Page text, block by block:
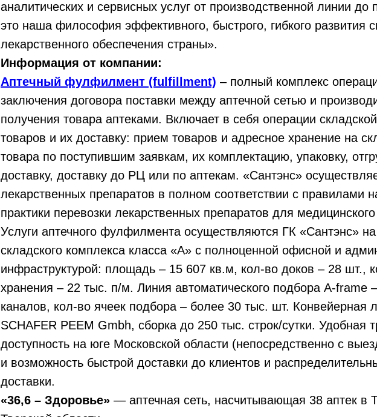
аналитических и сервисных услуг от производственной линии до
это наша философия эффективного, быстрого, гибкого развития
лекарственного обеспечения страны».
Информация от компании:
Аптечный фулфилмент (fulfillment) – полный комплекс
заключения договора поставки между аптечной сетью и
получения товара аптеками. Включает в себя операции
товаров и их доставку: прием товаров и адресное хранение на
товара по поступившим заявкам, их комплектацию, упаковку,
доставку, доставку до РЦ или по аптекам. «Сантэнс»
лекарственных препаратов в полном соответствии с правилами
практики перевозки лекарственных препаратов для
Услуги аптечного фулфилмента осуществляются ГК «Сантэнс» на
складского комплекса класса «A» с полноценной офисной и
инфраструктурой: площадь – 15 607 кв.м, кол-во доков – 28 шт.,
хранения – 22 тыс. п/м. Линия автоматического подбора A-frame
каналов, кол-во ячеек подбора – более 30 тыс. шт. Конвейерная
SCHAFER PEEM Gmbh, сборка до 250 тыс. строк/сутки. Удобная
доступность на юге Московской области (непосредственно с
и возможность быстрой доставки до клиентов и
доставки.
«36,6 – Здоровье» — аптечная сеть, насчитывающая 38 аптек в